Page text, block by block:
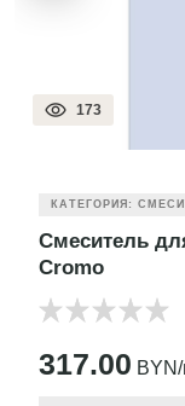
173
КАТЕГОРИЯ:
Смеситель
Cromo
317.00